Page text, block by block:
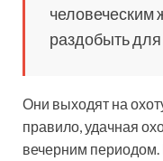
человеческим
раздобыть
Они выходят на
правило, удачная
вечерним